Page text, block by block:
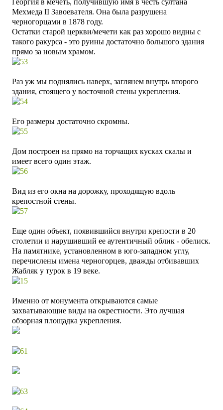
Георгия в мечеть, получившую имя в честь султана
Мехмеда II Завоевателя. Она была разрушена
черногорцами в 1878 году.
Остатки старой церкви/мечети как раз хорошо видны с
такого ракурса - это руины достаточно большого здания
прямо за новым храмом.
Раз уж мы поднялись наверх, заглянем внутрь второго
здания, стоящего у восточной стены укрепления.
Его размеры достаточно скромны.
Дом построен на прямо на торчащих кусках скалы и
имеет всего один этаж.
Вид из его окна на дорожку, проходящую вдоль
крепостной стены.
Еще один объект, появившийся внутри крепости в 20
столетии и нарушивший ее аутентичный облик - обелиск.
На памятнике, установленном в юго-западном углу,
перечислены имена черногорцев, дважды отбивавших
Жабляк у турок в 19 веке.
Именно от монумента открываются самые
захватывающие виды на окрестности. Это лучшая
обзорная площадка укрепления.